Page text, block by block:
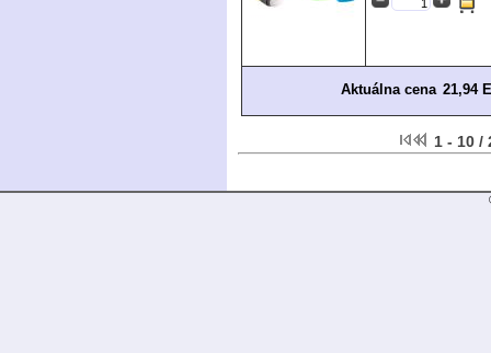
Aktuálna cena 21,94
1 - 10 /